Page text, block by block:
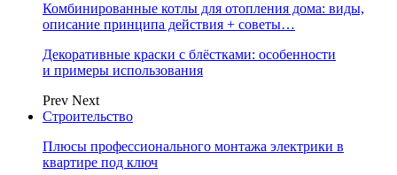
Комбинированные котлы для отопления дома: виды,
описание принципа действия + советы…
Декоративные краски с блёстками: особенности
и примеры использования
Prev Next
Строительство
Плюсы профессионального монтажа электрики в
квартире под ключ